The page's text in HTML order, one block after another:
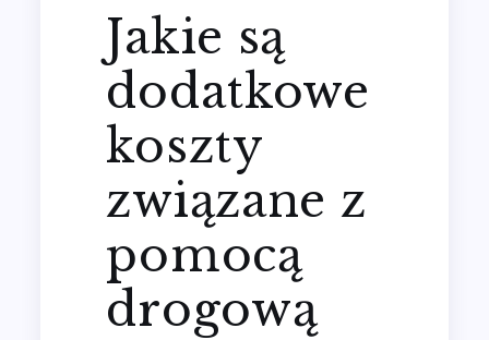
Jakie są
dodatkowe
koszty
związane z
pomocą
drogową